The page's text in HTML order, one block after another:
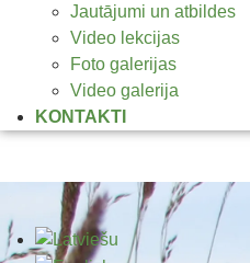
Jautājumi un atbildes
Video lekcijas
Foto galerijas
Video galerija
KONTAKTI